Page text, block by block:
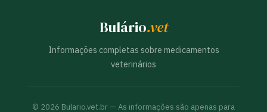
Bulário.vet
Informações completas sobre medicamentos
veterinários
© 2026 Bulario.vet.br — As informações são apenas para